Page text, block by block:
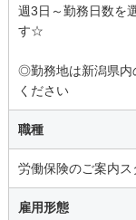
週3日～勤務日数を
す☆
◎勤務地は新潟県内
ください
職種
労働保険のご案内ス
雇用形態